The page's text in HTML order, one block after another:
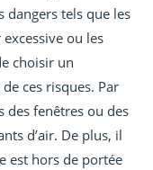
dangers tels que les
ou les
choisir un
ces risques. Par
des fenêtres ou des
d’air. De plus, il
est hors de portée